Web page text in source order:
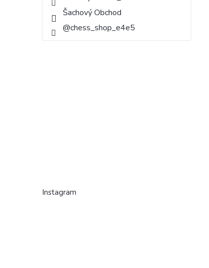
Šachový Obchod
@chess_shop_e4e5
Instagram